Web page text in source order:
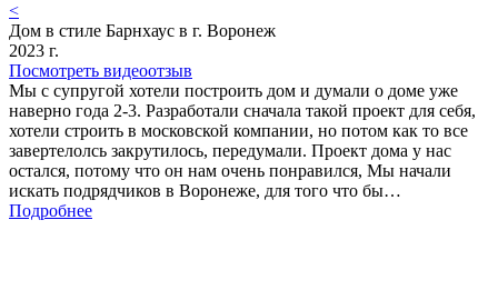
<
Дом в стиле Барнхаус в г. Воронеж
2023 г.
Посмотреть видеоотзыв
Мы с супругой хотели построить дом и думали о доме уже
наверно года 2-3. Разработали сначала такой проект для себя,
хотели строить в московской компании, но потом как то все
завертелолсь закрутилось, передумали. Проект дома у нас
остался, потому что он нам очень понравился, Мы начали
искать подрядчиков в Воронеже, для того что бы…
Подробнее